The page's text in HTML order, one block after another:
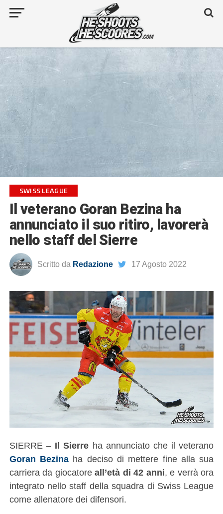
SWISS LEAGUE
Il veterano Goran Bezina ha
annunciato il suo ritiro, lavorerà
nello staff del Sierre
Scritto da Redazione 17 Agosto 2022
SIERRE – Il Sierre ha annunciato che il veterano
Goran Bezina ha deciso di mettere fine alla sua
carriera da giocatoreall’età di 42 anni, e verrà ora
integrato nello staff della squadra di Swiss League
come allenatore dei difensori.